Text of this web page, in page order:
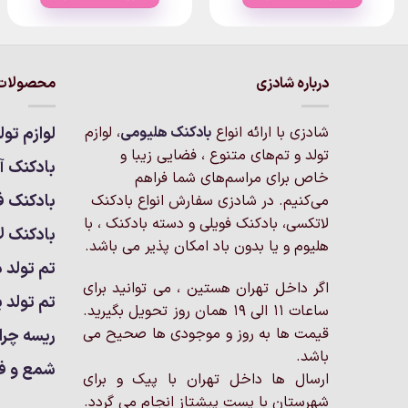
درباره شادزی
شادزی با ارائه انواع بادکنک‌ هلیومی، لوازم
تولد و تم‌های متنوع ، فضایی زیبا و
خاص برای مراسم‌های شما فراهم
می‌کنیم. در شادزی سفارش انواع بادکنک
لاتکسی، بادکنک فویلی و دسته بادکنک ، با
هلیوم و یا بدون باد امکان پذیر می باشد.
اگر داخل تهران هستین ، می توانید برای
ساعات 11 الی 19 همان روز تحویل بگیرید.
قیمت ها به روز و موجودی ها صحیح می
باشد.
ارسال ها داخل تهران با پیک و برای
شهرستان با پست پیشتاز انجام می گردد.
لوازم
بادکنک
بادکنک
بادکنک
تم تولد
تم تولد
ریسه
شمع و